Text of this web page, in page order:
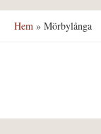
Hem » Mörbylånga